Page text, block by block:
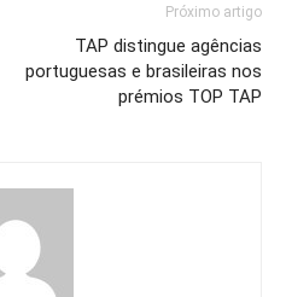
Próximo artigo
TAP distingue agências
portuguesas e brasileiras nos
prémios TOP TAP